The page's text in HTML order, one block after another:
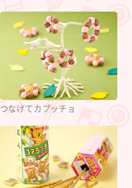
つなげてカプッチョ